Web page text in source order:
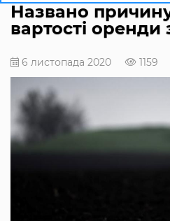
Названо
вартості оренди
6 листопада 2020 1159